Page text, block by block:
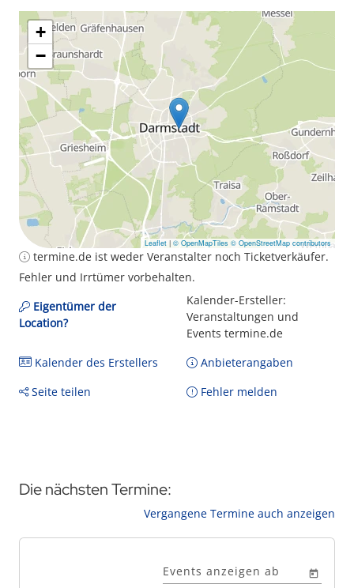
+
−
Leaflet | © OpenMapTiles © OpenStreetMap contributors
termine.de ist weder Veranstalter noch Ticketverkäufer.
Fehler und Irrtümer vorbehalten.
Eigentümer der
Location?
Kalender-Ersteller:
Veranstaltungen und
Events termine.de
Kalender des Erstellers
Anbieterangaben
Seite teilen
Fehler melden
Die nächsten Termine:
Vergangene Termine auch anzeigen
Events anzeigen ab